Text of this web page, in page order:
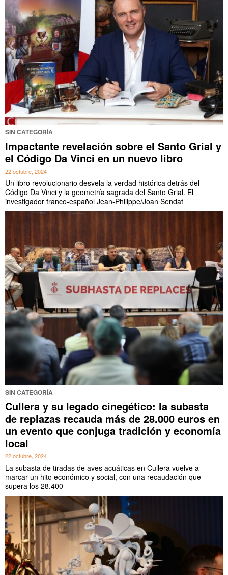
SIN CATEGORÍA
Impactante revelación sobre el Santo Grial y
el Código Da Vinci en un nuevo libro
22 octubre, 2024
Un libro revolucionario desvela la verdad histórica detrás del
Código Da Vinci y la geometría sagrada del Santo Grial. El
investigador franco-español Jean-Philippe/Joan Sendat
SIN CATEGORÍA
Cullera y su legado cinegético: la subasta
de replazas recauda más de 28.000 euros en
un evento que conjuga tradición y economía
local
22 octubre, 2024
La subasta de tiradas de aves acuáticas en Cullera vuelve a
marcar un hito económico y social, con una recaudación que
supera los 28.400